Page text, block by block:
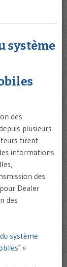
système
des
plusieurs
tirent
informations
des
Dealer
des
système
»